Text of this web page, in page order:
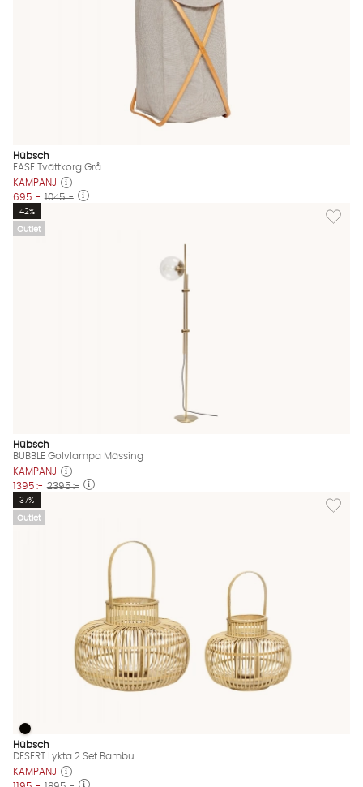
Hübsch
EASE Tvättkorg Grå
KAMPANJ
695 :- 1045 :-
Outlet
Lägg
42%
Hübsch
BUBBLE Golvlampa Mässing
KAMPANJ
1395 :- 2395 :-
Outlet
Lägg
37%
DESERT Lykta 2 Set Bambu Finns även i dessa färger:
DESERT Lykta 2 Set Bambu
Hübsch
DESERT Lykta 2 Set Bambu
KAMPANJ